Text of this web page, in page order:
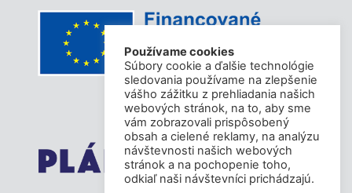
Používame cookies
Súbory cookie a ďalšie technológie
sledovania používame na zlepšenie
vášho zážitku z prehliadania našich
webových stránok, na to, aby sme
vám zobrazovali prispôsobený
obsah a cielené reklamy, na analýzu
návštevnosti našich webových
stránok a na pochopenie toho,
odkiaľ naši návštevníci prichádzajú.